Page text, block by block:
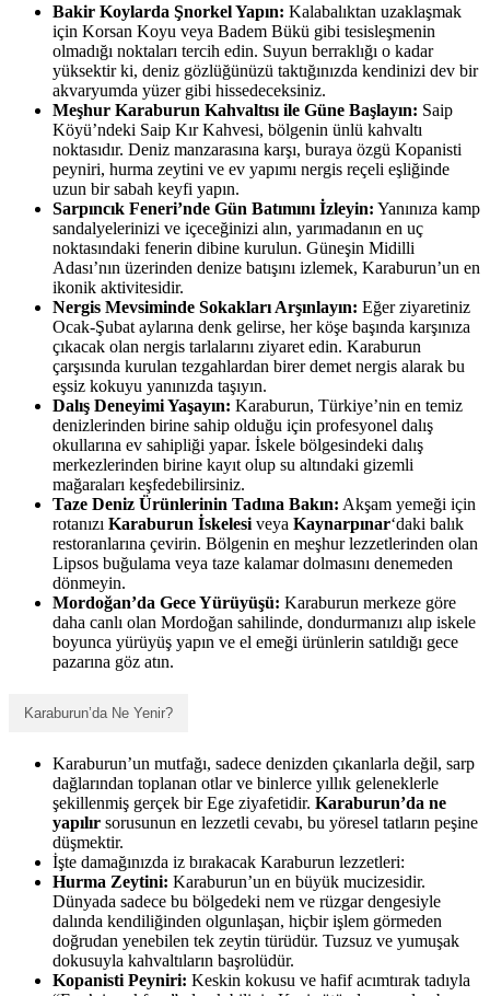
Bakir Koylarda Şnorkel Yapın: Kalabalıktan uzaklaşmak
için Korsan Koyu veya Badem Bükü gibi tesisleşmenin
olmadığı noktaları tercih edin. Suyun berraklığı o kadar
yüksektir ki, deniz gözlüğünüzü taktığınızda kendinizi dev bir
akvaryumda yüzer gibi hissedeceksiniz.
Meşhur Karaburun Kahvaltısı ile Güne Başlayın: Saip
Köyü’ndeki Saip Kır Kahvesi, bölgenin ünlü kahvaltı
noktasıdır. Deniz manzarasına karşı, buraya özgü Kopanisti
peyniri, hurma zeytini ve ev yapımı nergis reçeli eşliğinde
uzun bir sabah keyfi yapın.
Sarpıncık Feneri’nde Gün Batımını İzleyin: Yanınıza kamp
sandalyelerinizi ve içeceğinizi alın, yarımadanın en uç
noktasındaki fenerin dibine kurulun. Güneşin Midilli
Adası’nın üzerinden denize batışını izlemek, Karaburun’un en
ikonik aktivitesidir.
Nergis Mevsiminde Sokakları Arşınlayın: Eğer ziyaretiniz
Ocak-Şubat aylarına denk gelirse, her köşe başında karşınıza
çıkacak olan nergis tarlalarını ziyaret edin. Karaburun
çarşısında kurulan tezgahlardan birer demet nergis alarak bu
eşsiz kokuyu yanınızda taşıyın.
Dalış Deneyimi Yaşayın: Karaburun, Türkiye’nin en temiz
denizlerinden birine sahip olduğu için profesyonel dalış
okullarına ev sahipliği yapar. İskele bölgesindeki dalış
merkezlerinden birine kayıt olup su altındaki gizemli
mağaraları keşfedebilirsiniz.
Taze Deniz Ürünlerinin Tadına Bakın: Akşam yemeği için
rotanızı Karaburun İskelesi veya Kaynarpınar‘daki balık
restoranlarına çevirin. Bölgenin en meşhur lezzetlerinden olan
Lipsos buğulama veya taze kalamar dolmasını denemeden
dönmeyin.
Mordoğan’da Gece Yürüyüşü: Karaburun merkeze göre
daha canlı olan Mordoğan sahilinde, dondurmanızı alıp iskele
boyunca yürüyüş yapın ve el emeği ürünlerin satıldığı gece
pazarına göz atın.
Karaburun’da Ne Yenir?
Karaburun’un mutfağı, sadece denizden çıkanlarla değil, sarp
dağlarından toplanan otlar ve binlerce yıllık geleneklerle
şekillenmiş gerçek bir Ege ziyafetidir. Karaburun’da ne
yapılır sorusunun en lezzetli cevabı, bu yöresel tatların peşine
düşmektir.
İşte damağınızda iz bırakacak Karaburun lezzetleri:
Hurma Zeytini: Karaburun’un en büyük mucizesidir.
Dünyada sadece bu bölgedeki nem ve rüzgar dengesiyle
dalında kendiliğinden olgunlaşan, hiçbir işlem görmeden
doğrudan yenebilen tek zeytin türüdür. Tuzsuz ve yumuşak
dokusuyla kahvaltıların başrolüdür.
Kopanisti Peyniri: Keskin kokusu ve hafif acımtırak tadıyla